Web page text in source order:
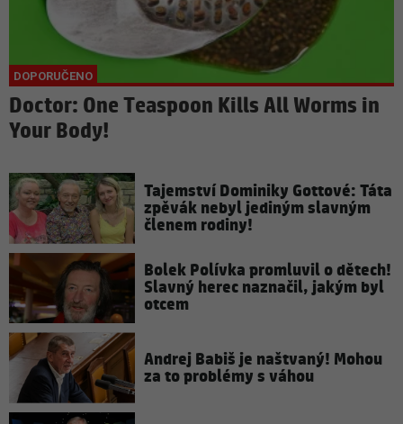
Doctor: One Teaspoon Kills All Worms in
Your Body!
Tajemství Dominiky Gottové: Táta
zpěvák nebyl jediným slavným
členem rodiny!
Bolek Polívka promluvil o dětech!
Slavný herec naznačil, jakým byl
otcem
Andrej Babiš je naštvaný! Mohou
za to problémy s váhou